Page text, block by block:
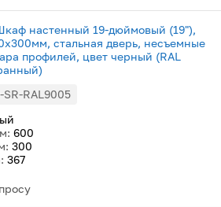
настенный 19-дюймовый (19"),
стальная дверь, несъемные
профилей, цвет черный (RAL
RAL9005
600
300
367